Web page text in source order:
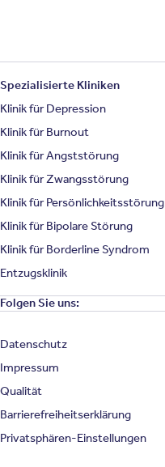
Spezialisierte Kliniken
Klinik für Depression
Klinik für Burnout
Klinik für Angststörung
Klinik für Zwangsstörung
Klinik für Persönlichkeitsstörung
Klinik für Bipolare Störung
Klinik für Borderline Syndrom
Entzugsklinik
Folgen Sie uns:
Datenschutz
Impressum
Qualität
Barrierefreiheitserklärung
Privatsphären-Einstellungen